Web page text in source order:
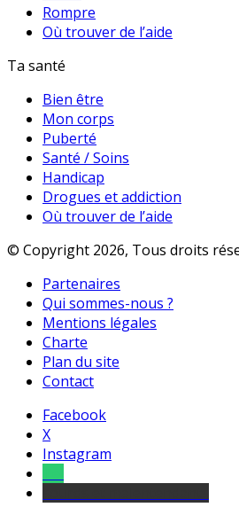
Rompre
Où trouver de l’aide
Ta santé
Bien être
Mon corps
Puberté
Santé / Soins
Handicap
Drogues et addiction
Où trouver de l’aide
© Copyright 2026, Tous droits
Partenaires
Qui sommes-nous ?
Mentions légales
Charte
Plan du site
Contact
Facebook
X
Instagram